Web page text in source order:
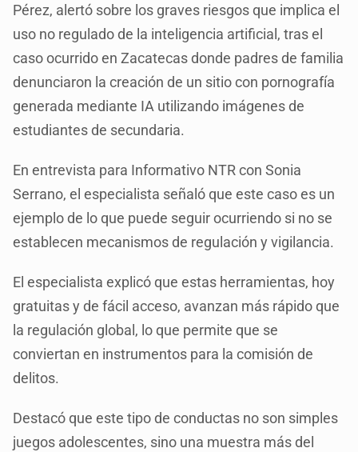
Pérez, alertó sobre los graves riesgos que implica el
uso no regulado de la inteligencia artificial, tras el
caso ocurrido en Zacatecas donde padres de familia
denunciaron la creación de un sitio con pornografía
generada mediante IA utilizando imágenes de
estudiantes de secundaria.
En entrevista para Informativo NTR con Sonia
Serrano, el especialista señaló que este caso es un
ejemplo de lo que puede seguir ocurriendo si no se
establecen mecanismos de regulación y vigilancia.
El especialista explicó que estas herramientas, hoy
gratuitas y de fácil acceso, avanzan más rápido que
la regulación global, lo que permite que se
conviertan en instrumentos para la comisión de
delitos.
Destacó que este tipo de conductas no son simples
juegos adolescentes, sino una muestra más del